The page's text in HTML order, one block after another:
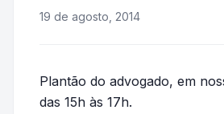
19 de agosto, 2014
Plantão do advogado, em
das 15h às 17h.